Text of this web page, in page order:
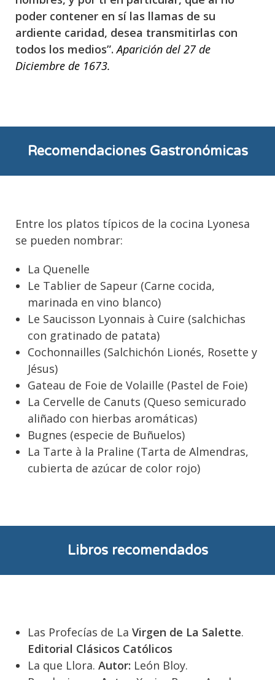
poder contener en sí las llamas de su
ardiente caridad, desea transmitirlas con
todos los medios”. Aparición del 27 de
Diciembre de 1673.
Recomendaciones Gastronómicas
Entre los platos típicos de la cocina Lyonesa
se pueden nombrar:
La Quenelle
Le Tablier de Sapeur (Carne cocida,
marinada en vino blanco)
Le Saucisson Lyonnais à Cuire (salchichas
con gratinado de patata)
Cochonnailles (Salchichón Lionés, Rosette y
Jésus)
Gateau de Foie de Volaille (Pastel de Foie)
La Cervelle de Canuts (Queso semicurado
aliñado con hierbas aromáticas)
Bugnes (especie de Buñuelos)
La Tarte à la Praline (Tarta de Almendras,
cubierta de azúcar de color rojo)
Libros recomendados
Las Profecías de La Virgen de La Salette.
Editorial Clásicos Católicos
La que Llora. Autor: León Bloy.